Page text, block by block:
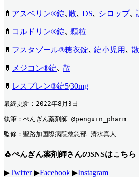
💊 アスベリン®︎錠､ 散､ DS､ シロップ､
💊 コルドリン®︎錠､ 顆粒
💊 フスタゾール®︎糖衣錠､ 錠小児用 ､ 散
💊 メジコン®︎錠､ 散
💊 レスプレン®︎錠5/30mg
最終更新：2022年8月3日
執筆：ぺんぎん薬剤師 @penguin_pharm
監修：聖路加国際病院救急部 清水真人
🐧ぺんぎん薬剤師さんのSNSはこちら
▶Twitter▶Facebook ▶Instagram